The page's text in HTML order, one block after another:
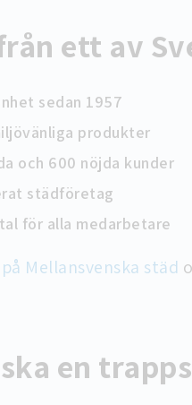
ett av
sedan 1957
produkter
och 600 nöjda kunder
städföretag
för alla medarbetare
Mellansvenska städ
en